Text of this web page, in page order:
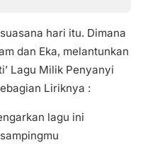
hari itu. Dimana
dan Eka, melantunkan
Lagu Milik Penyanyi
Liriknya :
lagu ini